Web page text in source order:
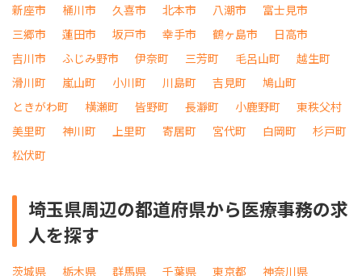
新座市
桶川市 久喜市 北本市 八潮市
富士見市
三郷市
蓮田市 坂戸市 幸手市 鶴ヶ島市
日高市
吉川市
ふじみ野市 伊奈町 三芳町 毛呂山町
越生町
滑川町
嵐山町 小川町 川島町 吉見町
鳩山町
ときがわ町
横瀬町 皆野町 長瀞町 小鹿野町
東秩父村
美里町
神川町 上里町 寄居町 宮代町 白岡町
杉戸町
松伏町
埼玉県周辺の都道府県から医療事務の求
人を探す
茨城県 栃木県 群馬県 千葉県 東京都 神奈川県